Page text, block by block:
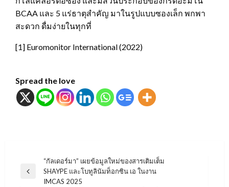
BCAA และ 5 แร่ธาตุสำคัญ มาในรูปแบบซองเล็ก พกพา
สะดวก ดื่มง่ายในทุกที่
[1] Euromonitor International (2022)
Spread the love
แนะแนว
เรื่อง
Previous
“กัลเดอร์มา” เผยข้อมูลใหม่ของสารเติมเต็ม
SHAYPE และโบทูลินัมท็อกซิน เอ ในงาน
IMCAS 2025